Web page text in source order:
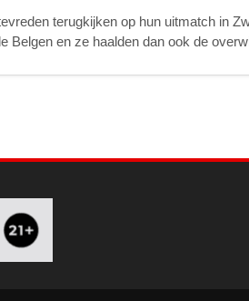
terugkijken op hun uitmatch in
Belgen en ze haalden dan ook de